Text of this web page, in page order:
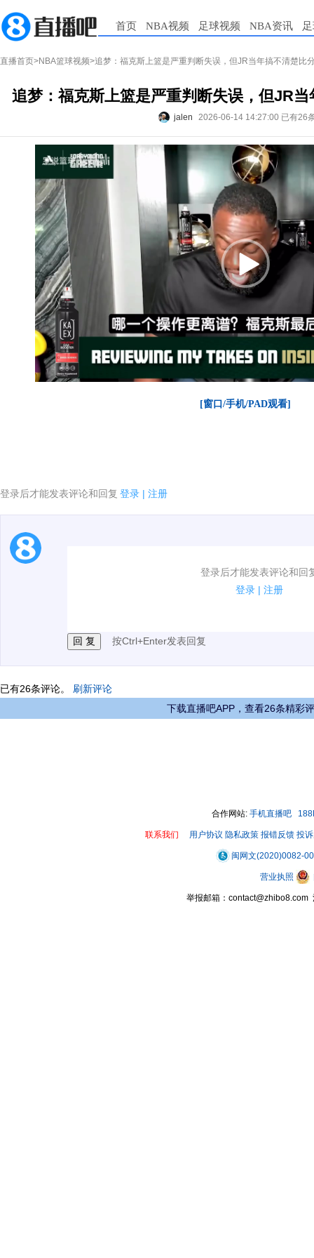
首页 NBA视频 足球视频 NBA资讯
直播首页>NBA篮球视频>追梦：福克斯上篮是严重判断失误，但JR当年搞不清楚比
追梦：福克斯上篮是严重判断失误，但JR
jalen 2026-06-14 14:27:00 已有26
[窗口/手机/PAD观看]
登录后才能发表评论和回复 登录 | 注册
登录后才能发表评论和回
登录 | 注册
1.电脑端新用户可以发表评论了！
按Ctrl+Enter发表回复
已有26条评论。 刷新评论
下载直播吧APP，查看26条精彩
合作网站: 手机直播吧
联系我们 用户协议 隐私政策 报错反馈 投
闽网文(2020)0082-
营业执照
举报邮箱：